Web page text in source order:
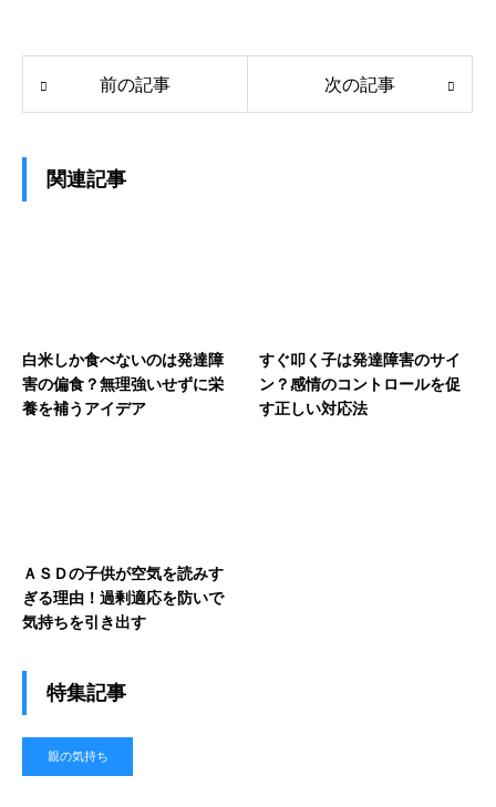
前の記事 次の記事
関連記事
白米しか食べないのは発達障
害の偏食？無理強いせずに栄
養を補うアイデア
すぐ叩く子は発達障害のサイ
ン？感情のコントロールを促
す正しい対応法
ＡＳＤの子供が空気を読みす
ぎる理由！過剰適応を防いで
気持ちを引き出す
特集記事
親の気持ち